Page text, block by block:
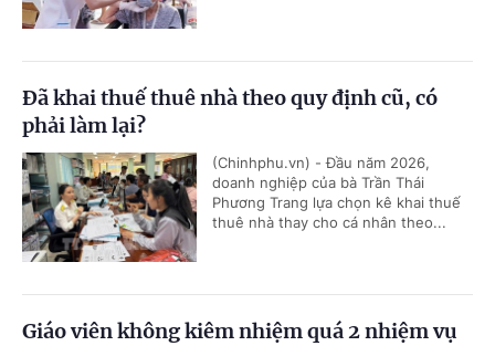
Đã khai thuế thuê nhà theo quy định cũ, có
phải làm lại?
(Chinhphu.vn) - Đầu năm 2026,
doanh nghiệp của bà Trần Thái
Phương Trang lựa chọn kê khai thuế
thuê nhà thay cho cá nhân theo...
Giáo viên không kiêm nhiệm quá 2 nhiệm vụ